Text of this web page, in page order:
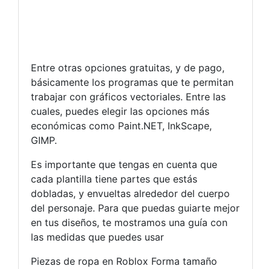
Entre otras opciones gratuitas, y de pago,
básicamente los programas que te permitan
trabajar con gráficos vectoriales. Entre las
cuales, puedes elegir las opciones más
económicas como Paint.NET, InkScape,
GIMP.
Es importante que tengas en cuenta que
cada plantilla tiene partes que estás
dobladas, y envueltas alrededor del cuerpo
del personaje. Para que puedas guiarte mejor
en tus diseños, te mostramos una guía con
las medidas que puedes usar
Piezas de ropa en Roblox Forma tamaño